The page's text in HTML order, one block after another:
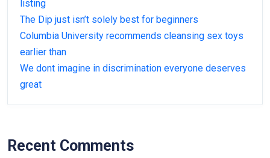
listing
The Dip just isn’t solely best for beginners
Columbia University recommends cleansing sex toys
earlier than
We dont imagine in discrimination everyone deserves
great
Recent Comments